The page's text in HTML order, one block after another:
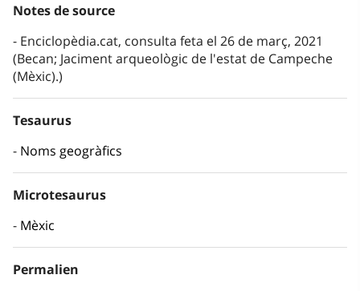
Notes de source
Enciclopèdia.cat, consulta feta el 26 de març, 2021
(Becan; Jaciment arqueològic de l'estat de Campeche
(Mèxic).)
Tesaurus
Noms geogràfics
Microtesaurus
Mèxic
Permalien